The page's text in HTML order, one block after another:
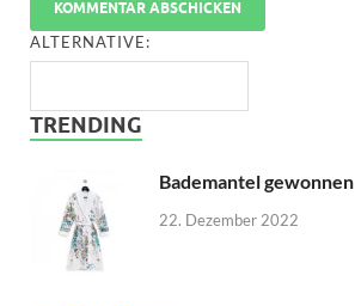
ALTERNATIVE:
TRENDING
Bademantel gewonnen
22. Dezember 2022